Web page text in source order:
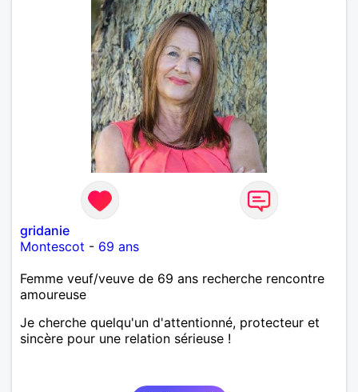
gridanie
Montescot - 69 ans
Femme veuf/veuve de 69 ans recherche rencontre
amoureuse
Je cherche quelqu'un d'attentionné, protecteur et
sincère pour une relation sérieuse !